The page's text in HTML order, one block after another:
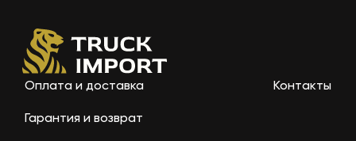
Оплата и доставка
Гарантия и возврат
Контакты